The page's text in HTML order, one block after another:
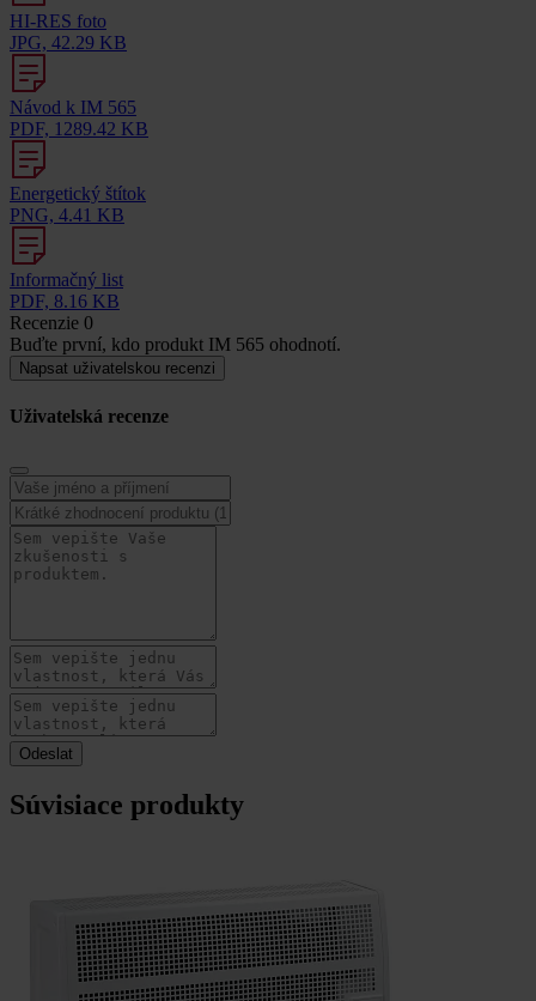
HI-RES foto
JPG, 42.29 KB
Návod k IM 565
PDF, 1289.42 KB
Energetický štítok
PNG, 4.41 KB
Informačný list
PDF, 8.16 KB
Recenzie 0
Buďte první, kdo produkt IM 565 ohodnotí.
Napsat uživatelskou recenzi
Uživatelská recenze
Súvisiace produkty